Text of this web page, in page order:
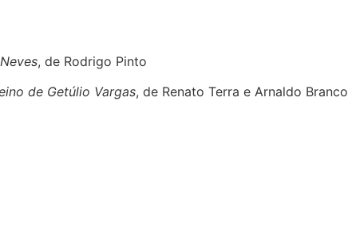
, de Rodrigo Pinto
de Getúlio Vargas, de Renato Terra e Arnaldo Branco